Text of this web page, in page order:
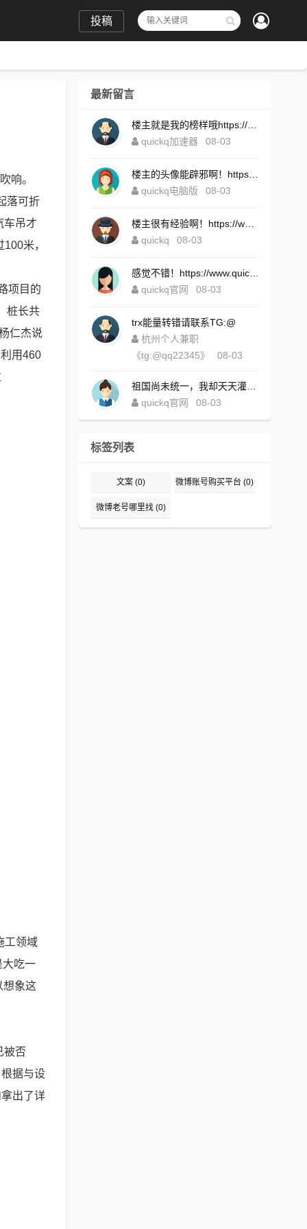
投稿
响。
落可折
车吊才
米，
项目的
桩长共
仁杰说
用460
工领域
大吃一
想象这
被否
据与设
出了详
最新留言
quickq加速器
08-03
quickq电脑版
08-03
quickq
08-03
quickq官网
08-03
trx能量转错请联系TG:@
杭州个人兼职
《tg:@qq22345》
08-03
quickq官网
08-03
标签列表
文案 (0) 微博账号购买平台 (0)
微博老号哪里找 (0)